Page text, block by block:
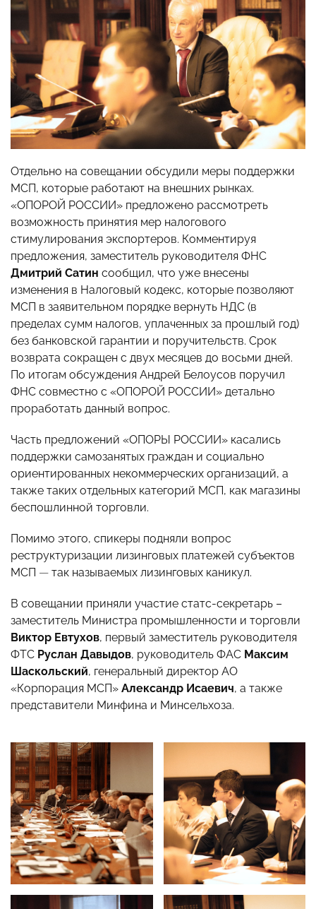
Отдельно на совещании обсудили меры поддержки
МСП, которые работают на внешних рынках.
«ОПОРОЙ РОССИИ» предложено рассмотреть
возможность принятия мер налогового
стимулирования экспортеров. Комментируя
предложения, заместитель руководителя ФНС
Дмитрий Сатин сообщил, что уже внесены
изменения в Налоговый кодекс, которые позволяют
МСП в заявительном порядке вернуть НДС (в
пределах сумм налогов, уплаченных за прошлый год)
без банковской гарантии и поручительств. Срок
возврата сокращен с двух месяцев до восьми дней.
По итогам обсуждения Андрей Белоусов поручил
ФНС совместно с «ОПОРОЙ РОССИИ» детально
проработать данный вопрос.
Часть предложений «ОПОРЫ РОССИИ» касались
поддержки самозанятых граждан и социально
ориентированных некоммерческих организаций, а
также таких отдельных категорий МСП, как магазины
беспошлинной торговли.
Помимо этого, спикеры подняли вопрос
реструктуризации лизинговых платежей субъектов
МСП — так называемых лизинговых каникул.
В совещании приняли участие статс-секретарь –
заместитель Министра промышленности и торговли
Виктор Евтухов, первый заместитель руководителя
ФТС Руслан Давыдов, руководитель ФАС Максим
Шаскольский, генеральный директор АО
«Корпорация МСП» Александр Исаевич, а также
представители Минфина и Минсельхоза.